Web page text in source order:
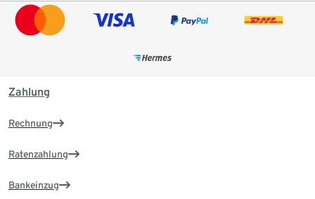
Zahlung
Rechnung
Ratenzahlung
Bankeinzug